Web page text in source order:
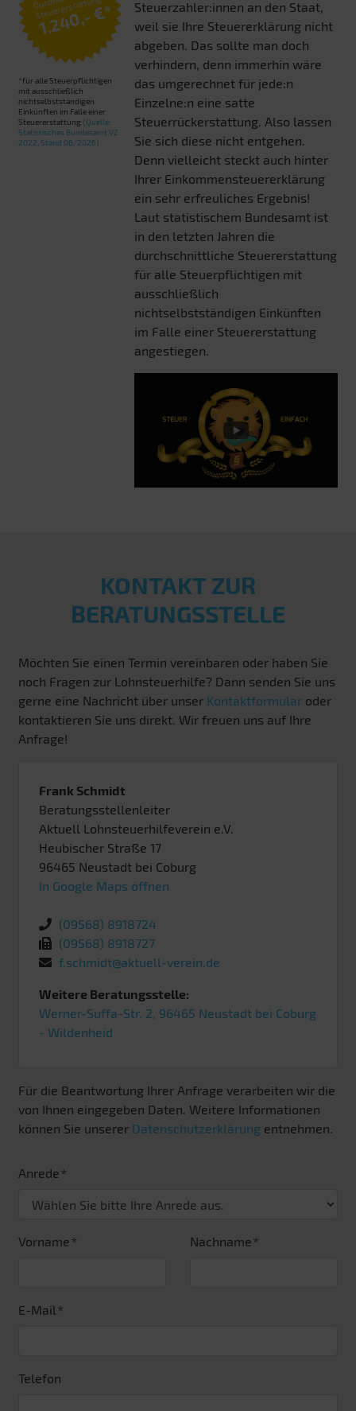
Steuererstattung:
1.240,- €*
*für alle Steuerpflichtigen
mit ausschließlich
nichtselbstständigen
Einkünften im Falle einer
Steuererstattung (Quelle:
Statistisches Bundesamt VZ
2022, Stand 06/2026)
Steuerzahler:innen an den Staat,
weil sie Ihre Steuererklärung nicht
abgeben. Das sollte man doch
verhindern, denn immerhin wäre
das umgerechnet für jede:n
Einzelne:n eine satte
Steuerrückerstattung. Also lassen
Sie sich diese nicht entgehen.
Denn vielleicht steckt auch hinter
Ihrer Einkommensteuererklärung
ein sehr erfreuliches Ergebnis!
Laut statistischem Bundesamt ist
in den letzten Jahren die
durchschnittliche Steuererstattung
für alle Steuerpflichtigen mit
ausschließlich
nichtselbstständigen Einkünften
im Falle einer Steuererstattung
angestiegen.
KONTAKT ZUR
BERATUNGSSTELLE
Möchten Sie einen Termin vereinbaren oder haben Sie
noch Fragen zur Lohnsteuerhilfe? Dann senden Sie uns
gerne eine Nachricht über unser Kontaktformular oder
kontaktieren Sie uns direkt. Wir freuen uns auf Ihre
Anfrage!
Frank Schmidt
Beratungsstellenleiter
Aktuell Lohnsteuerhilfeverein e.V.
Heubischer Straße 17
96465 Neustadt bei Coburg
In Google Maps öffnen
(09568) 8918724
(09568) 8918727
f.schmidt@aktuell-verein.de
Weitere Beratungsstelle:
Werner-Suffa-Str. 2, 96465 Neustadt bei Coburg
- Wildenheid
Für die Beantwortung Ihrer Anfrage verarbeiten wir die
von Ihnen eingegeben Daten. Weitere Informationen
können Sie unserer Datenschutzerklärung entnehmen.
Anrede
Vorname Nachname
E-Mail
Telefon